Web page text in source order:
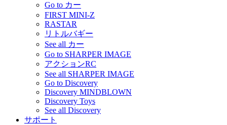
Go to カー
FIRST MINI-Z
RASTAR
リトルバギー
See all カー
Go to SHARPER IMAGE
アクションRC
See all SHARPER IMAGE
Go to Discovery
Discovery MINDBLOWN
Discovery Toys
See all Discovery
サポート